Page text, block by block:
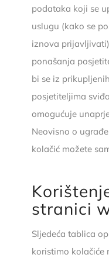
podataka koji se
uslugu (kako se
iznova
ponašanja
bi se iz
posjetiteljima
omogućuje
Neovisno o
kolačić možete
stranici
Sljedeća tablica
koristimo kolačiće